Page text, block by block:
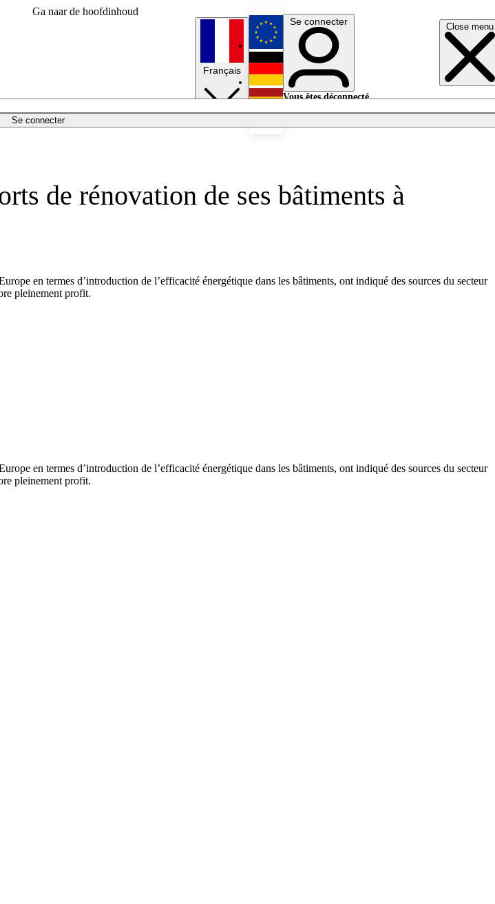
Ga naar de hoofdinhoud
Close menu
Se connecter
Français
English
Deutsch
Se connecter
Vous êtes déconnecté.
de rénovation de ses bâtiments à
en termes d’introduction de l’efficacité énergétique dans les bâtiments, ont indiqué des sources du secteur
pleinement profit.
en termes d’introduction de l’efficacité énergétique dans les bâtiments, ont indiqué des sources du secteur
pleinement profit.